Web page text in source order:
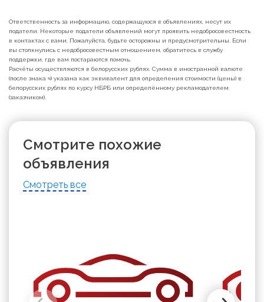
Ответственность за информацию, содержащуюся в объявлениях, несут их
податели. Некоторые податели объявлений могут проявить недобросовестность
в контактах с вами. Пожалуйста, будьте осторожны и предусмотрительны. Если
вы столкнулись с недобросовестным отношением, обратитесь в службу
поддержки, где вам постараются помочь.
Расчёты осуществляются в белорусских рублях. Сумма в иностранной валюте
(после знака ≈) указана как эквивалент для определения стоимости (цены) в
белорусских рублях по курсу НБРБ или определённому рекламодателем
(заказчиком).
Смотрите похожие
объявления
Смотреть все